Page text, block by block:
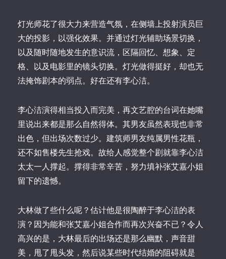
灯光师花了很大力来营造气氛，在侧墙上投射演员巨
大的投影，以强化效果。并通过灯光辅助场景切换，
以及随时随地发生的意识流，区隔回忆、想象、定
格、以及电影里的镜头切换。灯光做得挺好，却也无
法掩饰剧本的弱点。好在还有李心洁。
李心洁演得相当投入而完美，再文艺腔的台词在她嘴
里说出来都是那么自然得体。其男友虽然表现也非常
出色，但出场次数过少。建筑师男友纯属男性花瓶，
还不如售楼先生抢戏。故给人感觉整个剧就靠李心洁
太太一人撑起。撑得非常辛苦，努力填补张艾嘉小姐
留下的遗憾。
大林做了些什么呢？估计他是很陶醉于李心洁的表
演？因为能和张艾嘉小姐合作而再次兴奋不已？令人
高兴的是，大林最后的出场还是那么幽默，声音甜
美，甩了甩头发，然后说某些时代结婚的阻碍就是